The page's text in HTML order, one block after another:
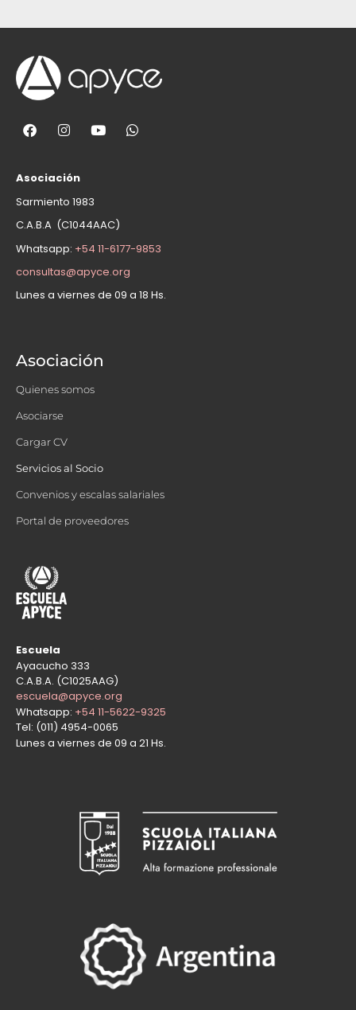
Asociación
Sarmiento 1983
C.A.B.A (C1044AAC)
Whatsapp: +54 11-6177-9853
consultas@apyce.org
Lunes a viernes de 09 a 18 Hs.
Asociación
Quienes somos
Asociarse
Cargar CV
Servicios al Socio
Convenios y escalas salariales
Portal de proveedores
Escuela
Ayacucho 333
C.A.B.A. (C1025AAG)
escuela@apyce.org
Whatsapp: +54 11-5622-9325
Tel: (011) 4954-0065
Lunes a viernes de 09 a 21 Hs.